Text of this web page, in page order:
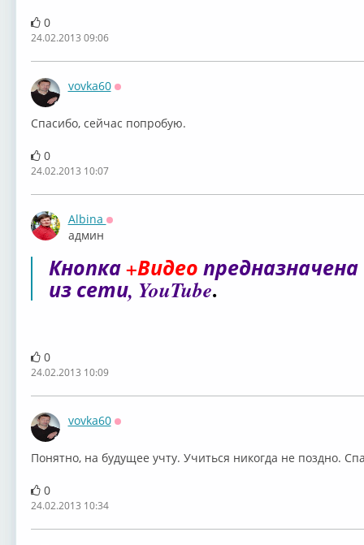
0
24.02.2013 09:06
vovka60
Спасибо, сейчас попробую.
0
24.02.2013 10:07
Albina
Оффлайн
админ
Кнопка+Видео
из сети, YouTube.
0
24.02.2013 10:09
vovka60
Понятно, на будущее учту. Учиться никогда не поздно.
0
24.02.2013 10:34